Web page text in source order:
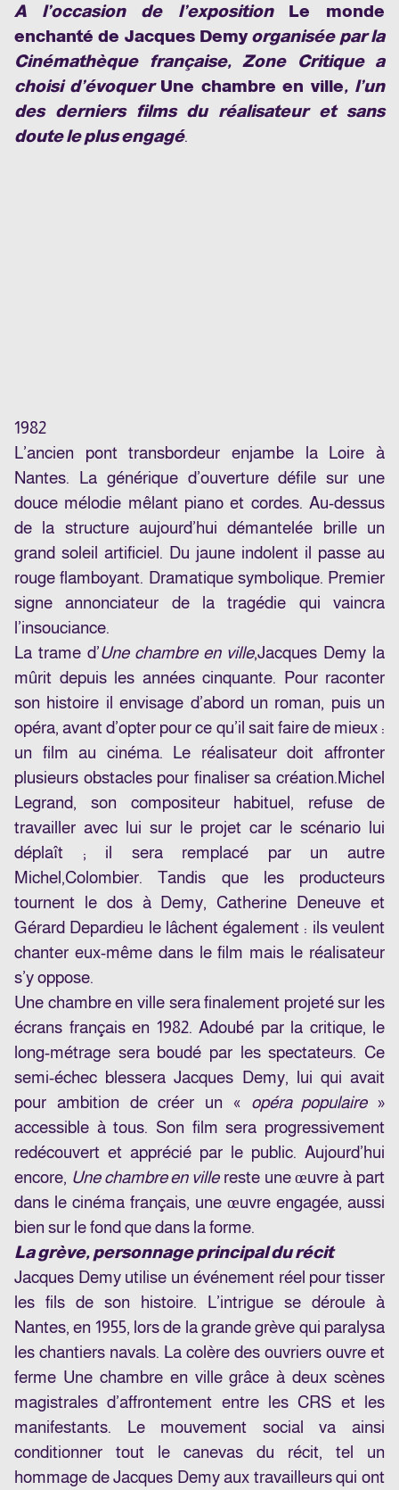
A l’occasion de l’exposition Le monde
enchanté de Jacques Demyorganisée par la
Cinémathèque française, Zone Critique a
choisi d’évoquer Une chambre en ville, l’un
des derniers films du réalisateur et sans
doute le plus engagé.
1982
L’ancien pont transbordeur enjambe la Loire à
Nantes. La générique d’ouverture défile sur une
douce mélodie mêlant piano et cordes. Au-dessus
de la structure aujourd’hui démantelée brille un
grand soleil artificiel. Du jaune indolent il passe au
rouge flamboyant. Dramatique symbolique. Premier
signe annonciateur de la tragédie qui vaincra
l’insouciance.
La trame d’Une chambre en ville,Jacques Demy la
mûrit depuis les années cinquante. Pour raconter
son histoire il envisage d’abord un roman, puis un
opéra, avant d’opter pour ce qu’il sait faire de mieux :
un film au cinéma. Le réalisateur doit affronter
plusieurs obstacles pour finaliser sa création.Michel
Legrand, son compositeur habituel, refuse de
travailler avec lui sur le projet car le scénario lui
déplaît ; il sera remplacé par un autre
Michel,Colombier. Tandis que les producteurs
tournent le dos à Demy, Catherine Deneuve et
Gérard Depardieu le lâchent également : ils veulent
chanter eux-même dans le film mais le réalisateur
s’y oppose.
Une chambre en ville sera finalement projeté sur les
écrans français en 1982. Adoubé par la critique, le
long-métrage sera boudé par les spectateurs. Ce
semi-échec blessera Jacques Demy, lui qui avait
pour ambition de créer un « opéra populaire»
accessible à tous. Son film sera progressivement
redécouvert et apprécié par le public. Aujourd’hui
encore, Une chambre en villereste une œuvre à part
dans le cinéma français, une œuvre engagée, aussi
bien sur le fond que dans la forme.
La grève, personnage principal du récit
Jacques Demy utilise un événement réel pour tisser
les fils de son histoire. L’intrigue se déroule à
Nantes, en 1955, lors de la grande grève qui paralysa
les chantiers navals. La colère des ouvriers ouvre et
ferme Une chambre en ville grâce à deux scènes
magistrales d’affrontement entre les CRS et les
manifestants. Le mouvement social va ainsi
conditionner tout le canevas du récit, tel un
hommage de Jacques Demy aux travailleurs qui ont